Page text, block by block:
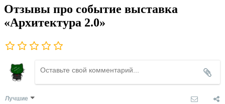
Отзывы про событие выставка
«Архитектура 2.0»
Лучшие